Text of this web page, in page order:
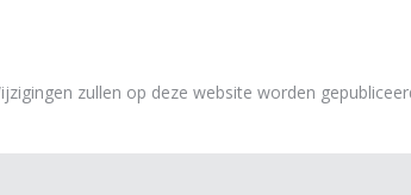
zullen op deze website worden